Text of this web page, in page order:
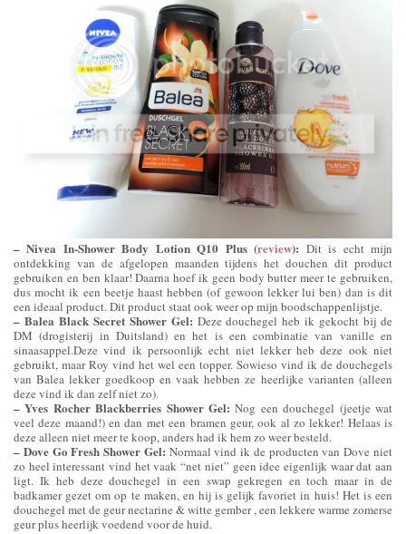
– Nivea In-Shower Body Lotion Q10 Plus (review): Dit is echt mijn
ontdekking van de afgelopen maanden tijdens het douchen dit product
gebruiken en ben klaar! Daarna hoef ik geen body butter meer te gebruiken,
dus mocht ik een beetje haast hebben (of gewoon lekker lui ben) dan is dit
een ideaal product. Dit product staat ook weer op mijn boodschappenlijstje.
– Balea Black Secret Shower Gel: Deze douchegel heb ik gekocht bij de
DM (drogisterij in Duitsland) en het is een combinatie van vanille en
sinaasappel.Deze vind ik persoonlijk echt niet lekker heb deze ook niet
gebruikt, maar Roy vind het wel een topper. Sowieso vind ik de douchegels
van Balea lekker goedkoop en vaak hebben ze heerlijke varianten (alleen
deze vind ik dan zelf niet zo).
– Yves Rocher Blackberries Shower Gel: Nog een douchegel (jeetje wat
veel deze maand!) en dan met een bramen geur, ook al zo lekker! Helaas is
deze alleen niet meer te koop, anders had ik hem zo weer besteld.
– Dove Go Fresh Shower Gel: Normaal vind ik de producten van Dove niet
zo heel interessant vind het vaak “net niet” geen idee eigenlijk waar dat aan
ligt. Ik heb deze douchegel in een swap gekregen en toch maar in de
badkamer gezet om op te maken, en hij is gelijk favoriet in huis! Het is een
douchegel met de geur nectarine & witte gember , een lekkere warme zomerse
geur plus heerlijk voedend voor de huid.